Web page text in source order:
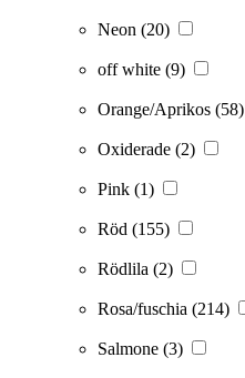
Neon (20)
off white (9)
Orange/Aprikos (58)
Oxiderade (2)
Pink (1)
Röd (155)
Rödlila (2)
Rosa/fuschia (214)
Salmone (3)